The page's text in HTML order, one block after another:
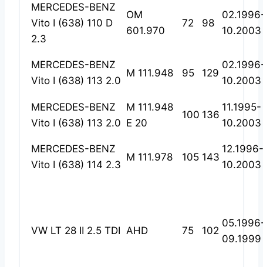
MERCEDES-BENZ
Vito I (638) 110 D
2.3
OM
601.970
72 98
10.2003
MERCEDES-BENZ
Vito I (638) 113 2.0
M 111.948 95 129
10.2003
MERCEDES-BENZ
Vito I (638) 113 2.0
M 111.948
E 20
100 136
11.1995-
10.2003
MERCEDES-BENZ
Vito I (638) 114 2.3
M 111.978 105 143
12.1996-
10.2003
VW LT 28 II 2.5 TDI AHD 75 102
09.1999